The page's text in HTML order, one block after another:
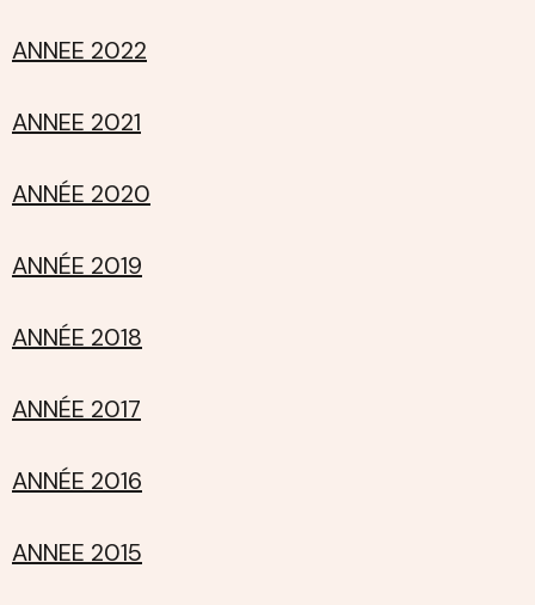
ANNEE 2022
ANNEE 2021
ANNÉE 2020
ANNÉE 2019
ANNÉE 2018
ANNÉE 2017
ANNÉE 2016
ANNEE 2015